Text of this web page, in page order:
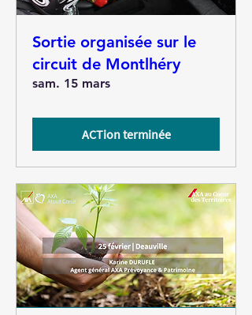
Sortie organisée sur le
circuit de Montlhéry
sam. 15 mars
ACTion terminée